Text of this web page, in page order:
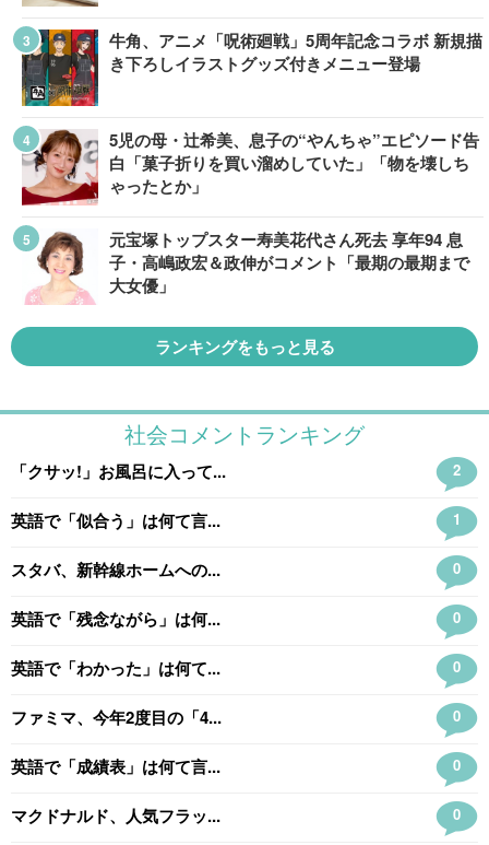
牛角、アニメ「呪術廻戦」5周年記念コラボ 新規描
き下ろしイラストグッズ付きメニュー登場
5児の母・辻希美、息子の“やんちゃ”エピソード告
白「菓子折りを買い溜めしていた」「物を壊しち
ゃったとか」
元宝塚トップスター寿美花代さん死去 享年94 息
子・高嶋政宏＆政伸がコメント「最期の最期まで
大女優」
ランキングをもっと見る